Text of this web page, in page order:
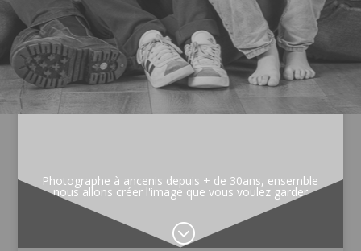
;
Photographe à ancenis depuis + de 30ans, ensemble
nous allons créer l'image que vous voulez garder